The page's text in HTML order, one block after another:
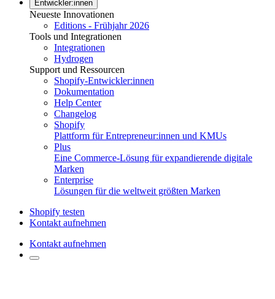
Entwickler:innen
Neueste Innovationen
Editions - Frühjahr 2026
Tools und Integrationen
Integrationen
Hydrogen
Support und Ressourcen
Shopify-Entwickler:innen
Dokumentation
Help Center
Changelog
Shopify
Plattform für Entrepreneur:innen und KMUs
Plus
Eine Commerce-Lösung für expandierende digitale
Marken
Enterprise
Lösungen für die weltweit größten Marken
Shopify testen
Kontakt aufnehmen
Kontakt aufnehmen